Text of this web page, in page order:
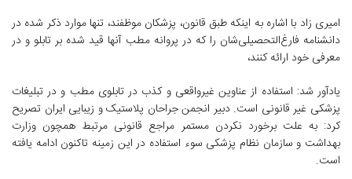
امیری زاد با اشاره به اینکه طبق قانون، پزشکان موظفند، تنها موارد ذکر شده در
دانشنامه فارغ‌التحصیلی‌شان را که در پروانه مطب آنها قید شده بر تابلو و در
معرفی خود ارائه کنند،
یادآور شد: استفاده از عناوین غیرواقعی و کذب در تابلوی مطب و در تبلیغات
پزشکی غیر قانونی است. دبیر انجمن جراحان پلاستیک و زیبایی ایران تصریح
کرد: به علت برخورد نکردن مستمر مراجع قانونی مرتبط همچون وزارت
بهداشت و سازمان نظام پزشکی سوء استفاده در این زمینه تاکنون ادامه یافته
است.